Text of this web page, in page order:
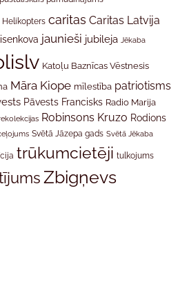
Helikopters caritas Caritas Latvija
jaunieši jubileja Jēkaba
Katoļu Baznīcas Vēstnesis
Māra Kiope mīlestība patriotisms
Pāvests Francisks Radio Marija
Robinsons Kruzo Rodions
Svētā Jāzepa gads Svētā Jēkaba
trūkumcietēji tulkojums
Zbigņevs